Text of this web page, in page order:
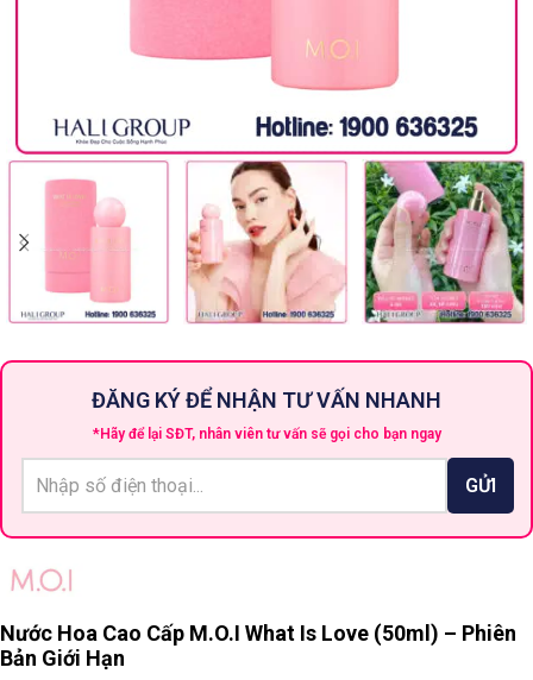
ĐĂNG KÝ ĐỂ NHẬN TƯ VẤN NHANH
*Hãy để lại SĐT, nhân viên tư vấn sẽ gọi cho bạn ngay
Nước Hoa Cao Cấp M.O.I What Is Love (50ml) – Phiên
Bản Giới Hạn